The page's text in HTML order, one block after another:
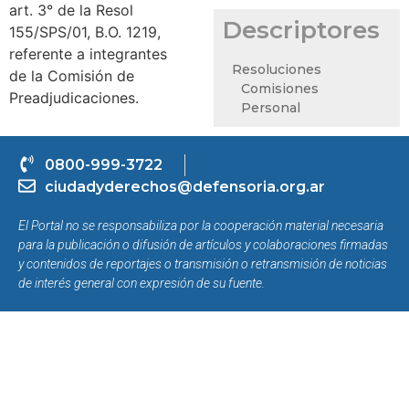
art. 3° de la Resol
155/SPS/01, B.O. 1219,
referente a integrantes
de la Comisión de
Preadjudicaciones.
Descriptores
Resoluciones
Comisiones
Personal
0800-999-3722
ciudadyderechos@defensoria.org.ar
El Portal no se responsabiliza por la cooperación material necesaria
para la publicación o difusión de artículos y colaboraciones firmadas
y contenidos de reportajes o transmisión o retransmisión de noticias
de interés general con expresión de su fuente.